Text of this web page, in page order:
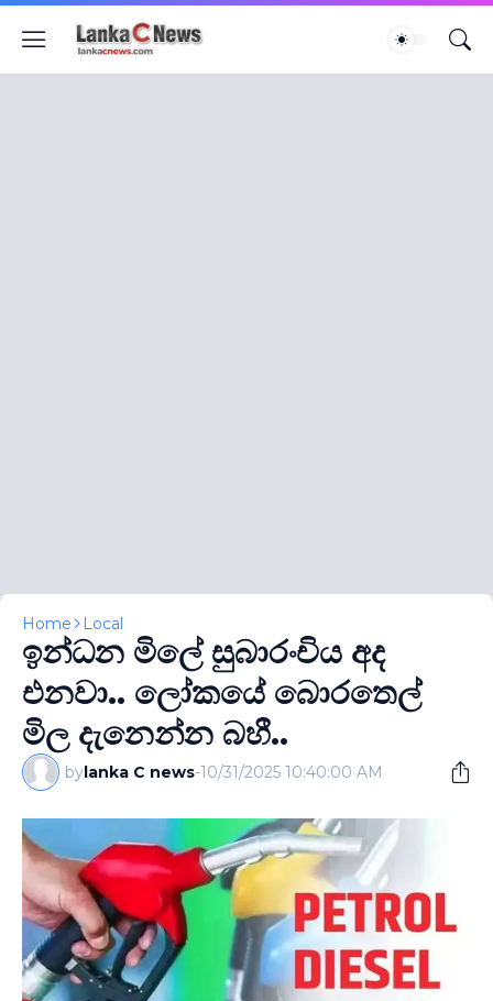
Home Local
ඉන්ධන මිලේ සුබාරංචිය අද
එනවා.. ලෝකයේ බොරතෙල්
මිල දැනෙන්න බහී..
bylanka C news-10/31/2025 10:40:00 AM